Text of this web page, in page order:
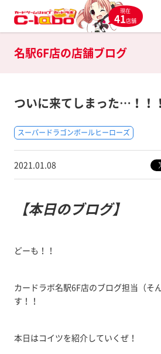
現在
41店舗
名駅6F店の店舗ブログ
ついに来てしまった…！！
スーパードラゴンボールヒーローズ
2021.01.08
【本日のブログ】
どーも！！
カードラボ名駅6F店のブログ担当（そ
す！！
本日はコイツを紹介していくぜ！